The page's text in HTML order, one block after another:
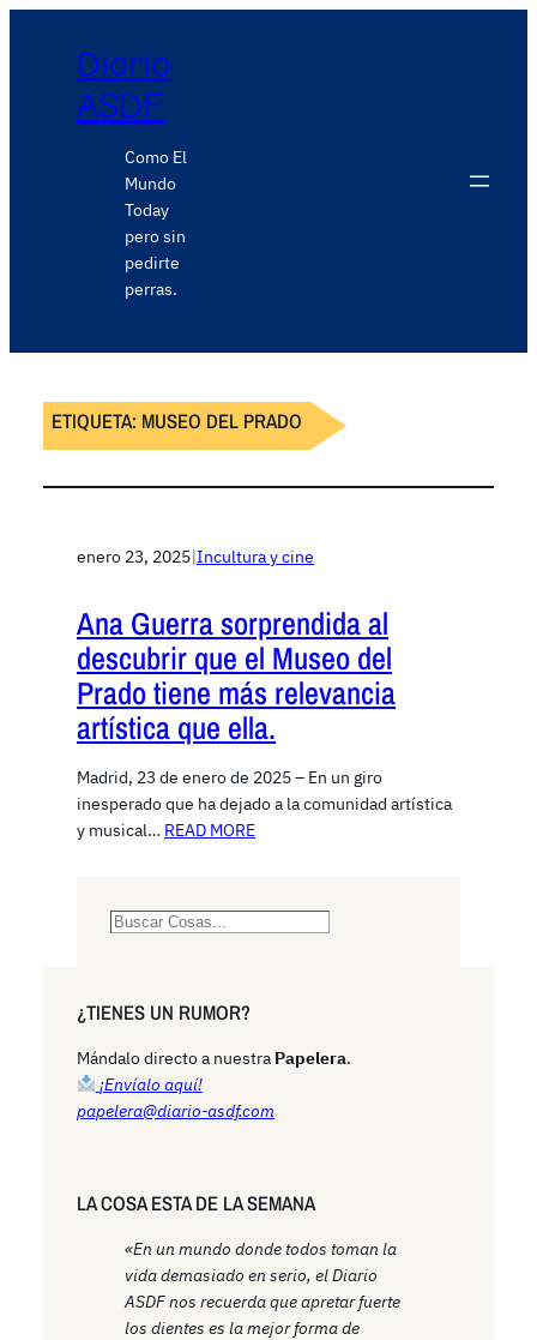
Diario
ASDF
Como El
Mundo
Today
pero sin
pedirte
perras.
ETIQUETA: MUSEO DEL PRADO
enero 23, 2025|Incultura y cine
Ana Guerra sorprendida al
descubrir que el Museo del
Prado tiene más relevancia
artística que ella.
Madrid, 23 de enero de 2025 – En un giro
inesperado que ha dejado a la comunidad artística
y musical… READ MORE
S
r
h
¿TIENES UN RUMOR?
Mándalo directo a nuestra Papelera.
¡Envíalo aquí!
papelera@diario-asdf.com
LA COSA ESTA DE LA SEMANA
«En un mundo donde todos toman la
vida demasiado en serio, el Diario
ASDF nos recuerda que apretar fuerte
los dientes es la mejor forma de